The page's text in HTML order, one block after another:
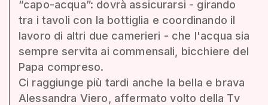
“capo-acqua”: dovrà assicurarsi - girando
tra i tavoli con la bottiglia e coordinando il
lavoro di altri due camerieri - che l'acqua sia
sempre servita ai commensali, bicchiere del
Papa compreso.
Ci raggiunge più tardi anche la bella e brava
Alessandra Viero, affermato volto della Tv